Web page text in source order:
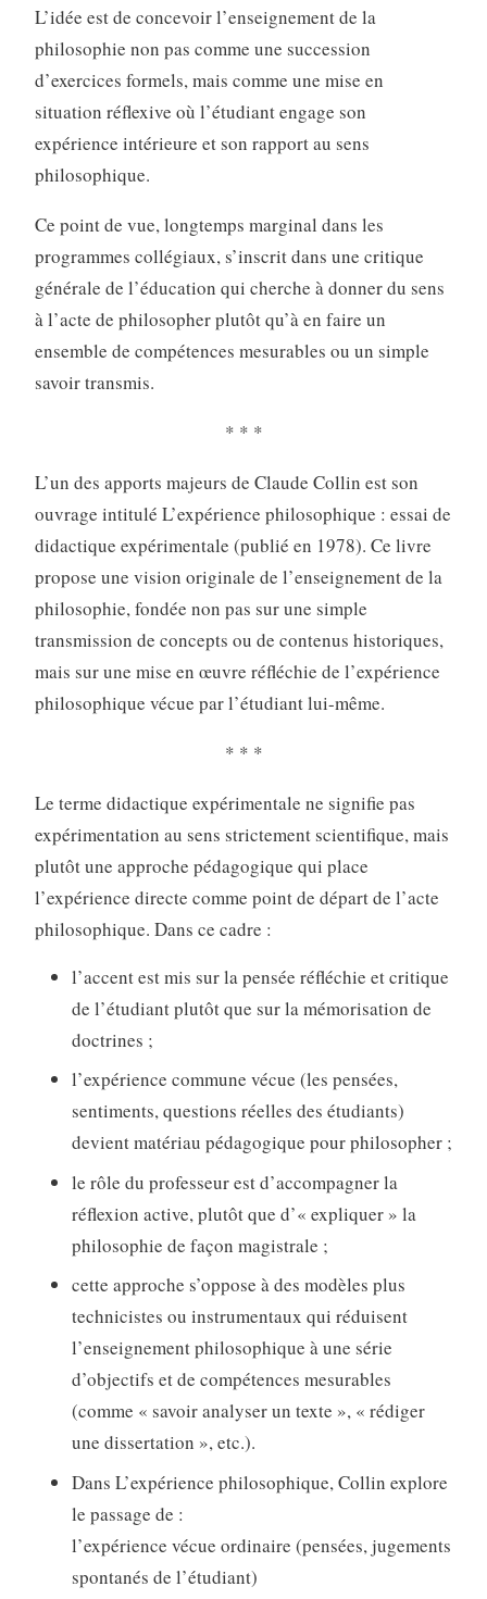
L’idée est de concevoir l’enseignement de la
philosophie non pas comme une succession
d’exercices formels, mais comme une mise en
situation réflexive où l’étudiant engage son
expérience intérieure et son rapport au sens
philosophique.
Ce point de vue, longtemps marginal dans les
programmes collégiaux, s’inscrit dans une critique
générale de l’éducation qui cherche à donner du sens
à l’acte de philosopher plutôt qu’à en faire un
ensemble de compétences mesurables ou un simple
savoir transmis.
* * *
L’un des apports majeurs de Claude Collin est son
ouvrage intitulé L’expérience philosophique : essai de
didactique expérimentale (publié en 1978). Ce livre
propose une vision originale de l’enseignement de la
philosophie, fondée non pas sur une simple
transmission de concepts ou de contenus historiques,
mais sur une mise en œuvre réfléchie de l’expérience
philosophique vécue par l’étudiant lui-même.
* * *
Le terme didactique expérimentale ne signifie pas
expérimentation au sens strictement scientifique, mais
plutôt une approche pédagogique qui place
l’expérience directe comme point de départ de l’acte
philosophique. Dans ce cadre :
l’accent est mis sur la pensée réfléchie et critique
de l’étudiant plutôt que sur la mémorisation de
doctrines ;
l’expérience commune vécue (les pensées,
sentiments, questions réelles des étudiants)
devient matériau pédagogique pour philosopher ;
le rôle du professeur est d’accompagner la
réflexion active, plutôt que d’« expliquer » la
philosophie de façon magistrale ;
cette approche s’oppose à des modèles plus
technicistes ou instrumentaux qui réduisent
l’enseignement philosophique à une série
d’objectifs et de compétences mesurables
(comme « savoir analyser un texte », « rédiger
une dissertation », etc.).
Dans L’expérience philosophique, Collin explore
le passage de :
l’expérience vécue ordinaire (pensées, jugements
spontanés de l’étudiant)